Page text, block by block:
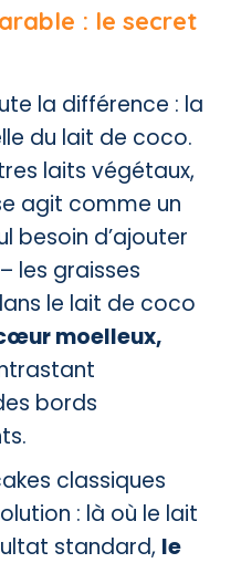
: le secret
la différence : la
du lait de coco.
laits végétaux,
agit comme un
besoin d’ajouter
les graisses
le lait de coco
moelleux,
bords
classiques
: là où le lait
standard, le